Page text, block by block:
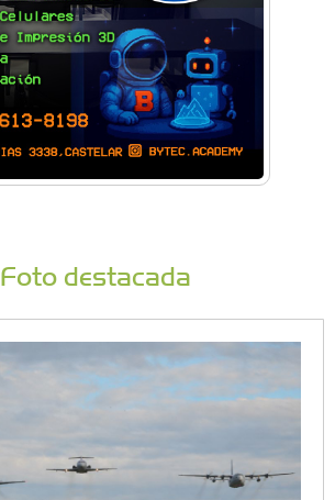
Foto destacada